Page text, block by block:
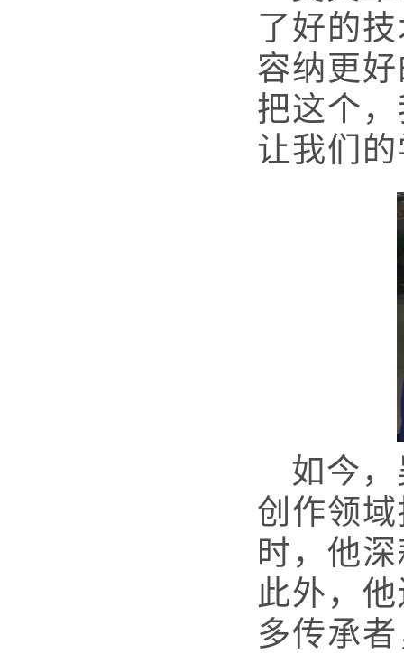
了好的
容纳更
把这个
让我们
如今
创作领
时，他
此外，
多传承